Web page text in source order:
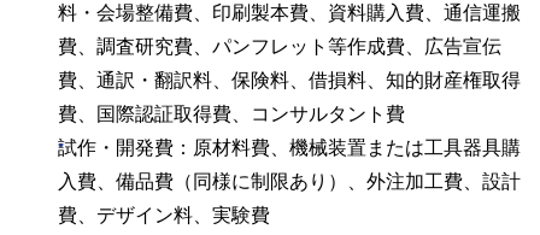
料・会場整備費、印刷製本費、資料購入費、通信運搬
費、調査研究費、パンフレット等作成費、広告宣伝
費、通訳・翻訳料、保険料、借損料、知的財産権取得
費、国際認証取得費、コンサルタント費
試作・開発費：原材料費、機械装置または工具器具購
入費、備品費（同様に制限あり）、外注加工費、設計
費、デザイン料、実験費